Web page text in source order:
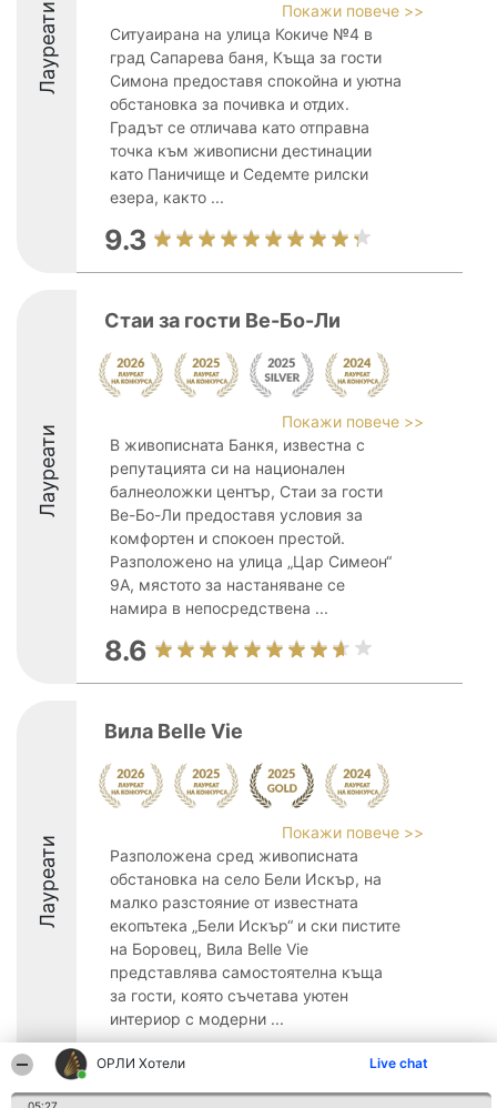
ОРЛИ Хотели Live chat
Лауреати
Покажи повече >>
Ситуаирана на улица Кокиче №4 в
град Сапарева баня, Къща за гости
Симона предоставя спокойна и уютна
обстановка за почивка и отдих.
Градът се отличава като отправна
точка към живописни дестинации
като Паничище и Седемте рилски
езера, както ...
9.3
Лауреати
Стаи за гости Ве-Бо-Ли
Покажи повече >>
В живописната Банкя, известна с
репутацията си на национален
балнеоложки център, Стаи за гости
Ве-Бо-Ли предоставя условия за
комфортен и спокоен престой.
Разположено на улица „Цар Симеон“
9А, мястото за настаняване се
намира в непосредствена ...
8.6
Лауреати
Вила Belle Vie
Покажи повече >>
Разположена сред живописната
обстановка на село Бели Искър, на
малко разстояние от известната
екопътека „Бели Искър“ и ски пистите
на Боровец, Вила Belle Vie
представлява самостоятелна къща
за гости, която съчетава уютен
интериор с модерни ...
10